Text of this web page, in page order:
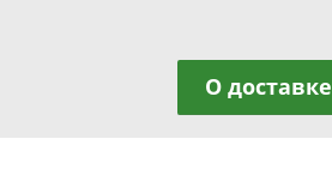
О доставке